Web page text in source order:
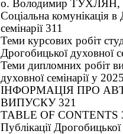
о. Володимир
Соціальна комунікація
семінарії 311
Теми курсових робіт
Дрогобицької духовної
Теми дипломних робіт
духовної семінарії у
ІНФОРМАЦІЯ ПРО
ВИПУСКУ 321
TABLE OF CONTENTS
Публікації